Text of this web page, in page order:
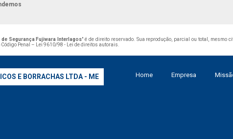
Segurança Fujiwara Interlagos" é de direito reservado. Sua reprodução, parcial ou total, mesmo
Penal –
Lei 9610/98 - Lei de direitos autorais
E BORRACHAS LTDA - ME Home Empresa